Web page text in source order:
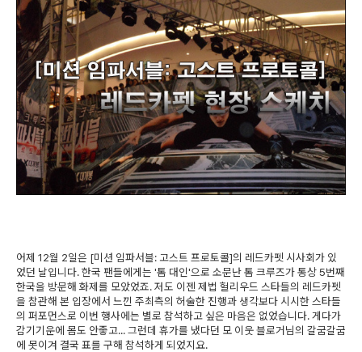
어제 12월 2일은 [미션 임파서블: 고스트 프로토콜]의 레드카펫 시사회가 있
었던 날입니다. 한국 팬들에게는 '톰 대인'으로 소문난 톰 크루즈가 통상 5번째
한국을 방문해 화제를 모았었죠. 저도 이젠 제법 헐리우드 스타들의 레드카펫
을 참관해 본 입장에서 느낀 주최측의 허술한 진행과 생각보다 시시한 스타들
의 퍼포먼스로 이번 행사에는 별로 참석하고 싶은 마음은 없었습니다. 게다가
감기기운에 몸도 안좋고... 그런데 휴가를 냈다던 모 이웃 블로거님의 갈굼갈굼
에 못이겨 결국 표를 구해 참석하게 되었지요.